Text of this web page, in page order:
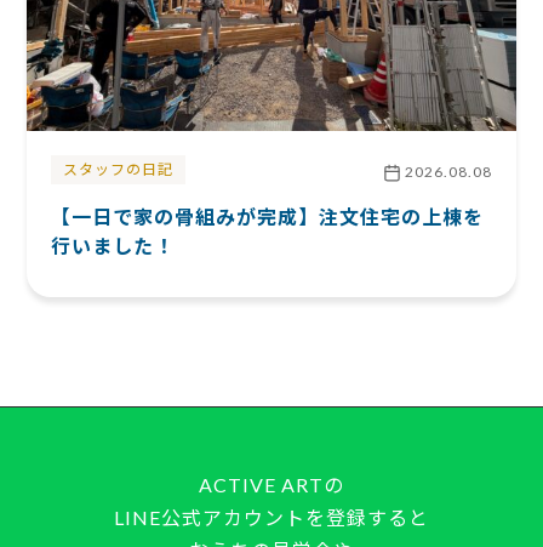
スタッフの日記 2026.08.08
【一日で家の骨組みが完成】注文住宅の上棟を
行いました！
ACTIVE ARTの
LINE公式アカウントを登録すると